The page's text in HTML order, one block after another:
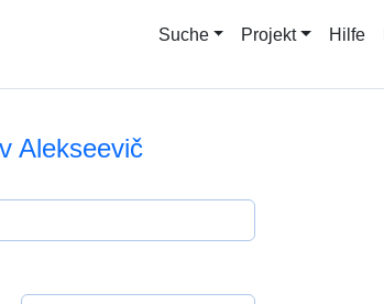
Suche Projekt Hilfe
Alekseevič